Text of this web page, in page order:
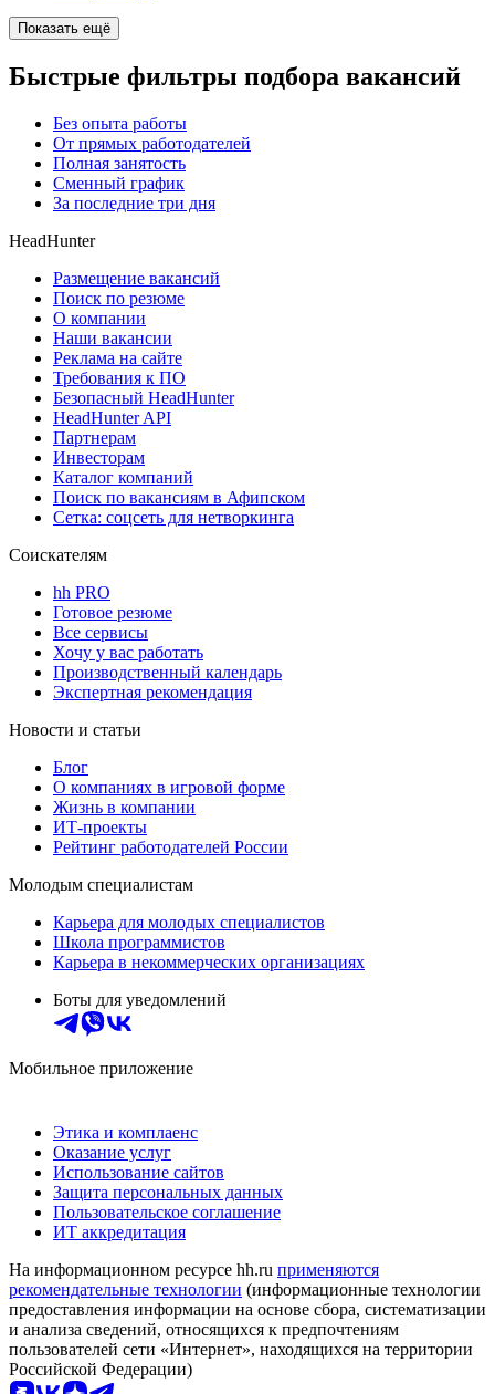
Показать ещё
Быстрые фильтры подбора вакансий
Без опыта работы
От прямых работодателей
Полная занятость
Сменный график
За последние три дня
HeadHunter
Размещение вакансий
Поиск по резюме
О компании
Наши вакансии
Реклама на сайте
Требования к ПО
Безопасный HeadHunter
HeadHunter API
Партнерам
Инвесторам
Каталог компаний
Поиск по вакансиям в Афипском
Сетка: соцсеть для нетворкинга
Соискателям
hh PRO
Готовое резюме
Все сервисы
Хочу у вас работать
Производственный календарь
Экспертная рекомендация
Новости и статьи
Блог
О компаниях в игровой форме
Жизнь в компании
ИТ-проекты
Рейтинг работодателей России
Молодым специалистам
Карьера для молодых специалистов
Школа программистов
Карьера в некоммерческих организациях
Боты для уведомлений
Мобильное приложение
Этика и комплаенс
Оказание услуг
Использование сайтов
Защита персональных данных
Пользовательское соглашение
ИТ аккредитация
На информационном ресурсе hh.ru применяются
рекомендательные технологии (информационные технологии
предоставления информации на основе сбора, систематизации
и анализа сведений, относящихся к предпочтениям
пользователей сети «Интернет», находящихся на территории
Российской Федерации)